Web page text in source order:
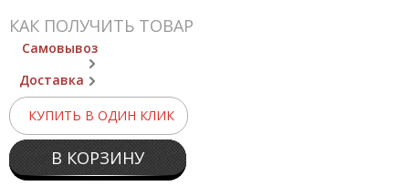
КАК ПОЛУЧИТЬ ТОВАР
Самовывоз
Доставка
КУПИТЬ В ОДИН КЛИК
В КОРЗИНУ